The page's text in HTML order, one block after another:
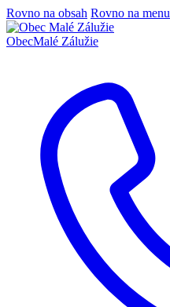
Rovno na obsah Rovno na menu
ObecMalé Zálužie